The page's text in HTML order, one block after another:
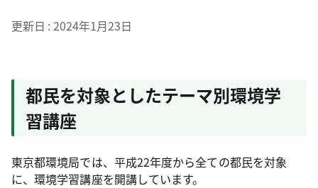
更新日 2024年1月23日
都民を対象としたテーマ別環境学
習講座
東京都環境局では、平成22年度から全ての都民を対象
に、環境学習講座を開講しています。